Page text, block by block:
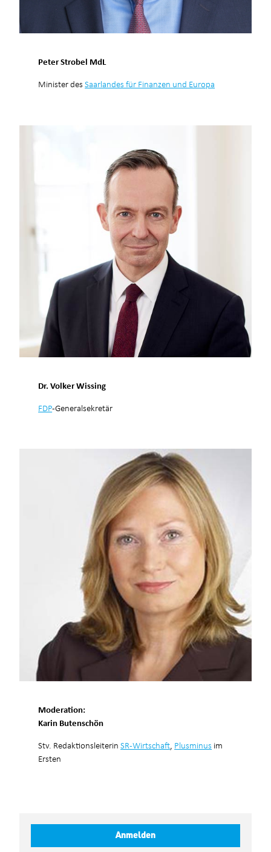
Peter Strobel MdL
Minister desSaarlandes für Finanzen und Europa
Dr. Volker Wissing
FDP-Generalsekretär
Moderation:
Karin Butenschön
Stv. RedaktionsleiterinSR-Wirtschaft Plusminus im
Ersten
Anmelden